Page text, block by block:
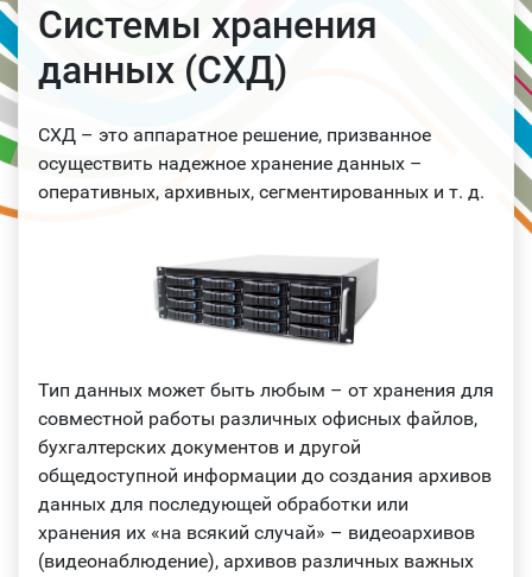
Системы хранения
данных (СХД)
СХД – это аппаратное решение, призванное
осуществить надежное хранение данных –
оперативных, архивных, сегментированных и т. д.
Тип данных может быть любым – от хранения для
совместной работы различных офисных файлов,
бухгалтерских документов и другой
общедоступной информации до создания архивов
данных для последующей обработки или
хранения их «на всякий случай» – видеоархивов
(видеонаблюдение), архивов различных важных